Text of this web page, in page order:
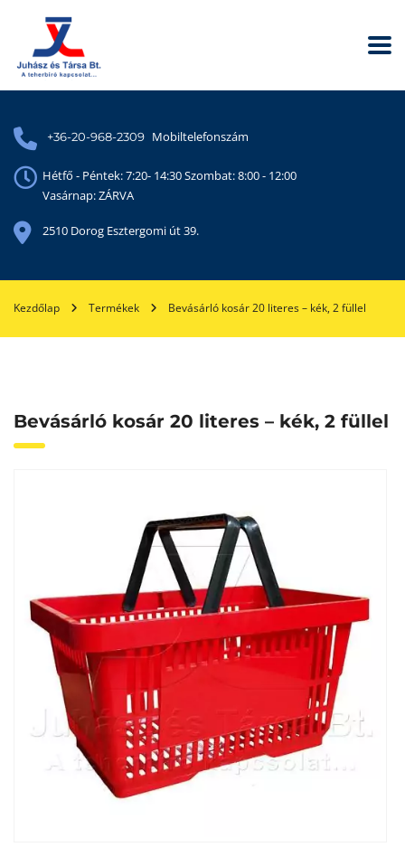
+36-20-968-2309 Mobiltelefonszám
Hétfő - Péntek: 7:20- 14:30 Szombat: 8:00 - 12:00
Vasárnap: ZÁRVA
2510 Dorog Esztergomi út 39.
Kezdőlap Termékek Bevásárló kosár 20 literes – kék, 2 füllel
Bevásárló kosár 20 literes – kék, 2 füllel